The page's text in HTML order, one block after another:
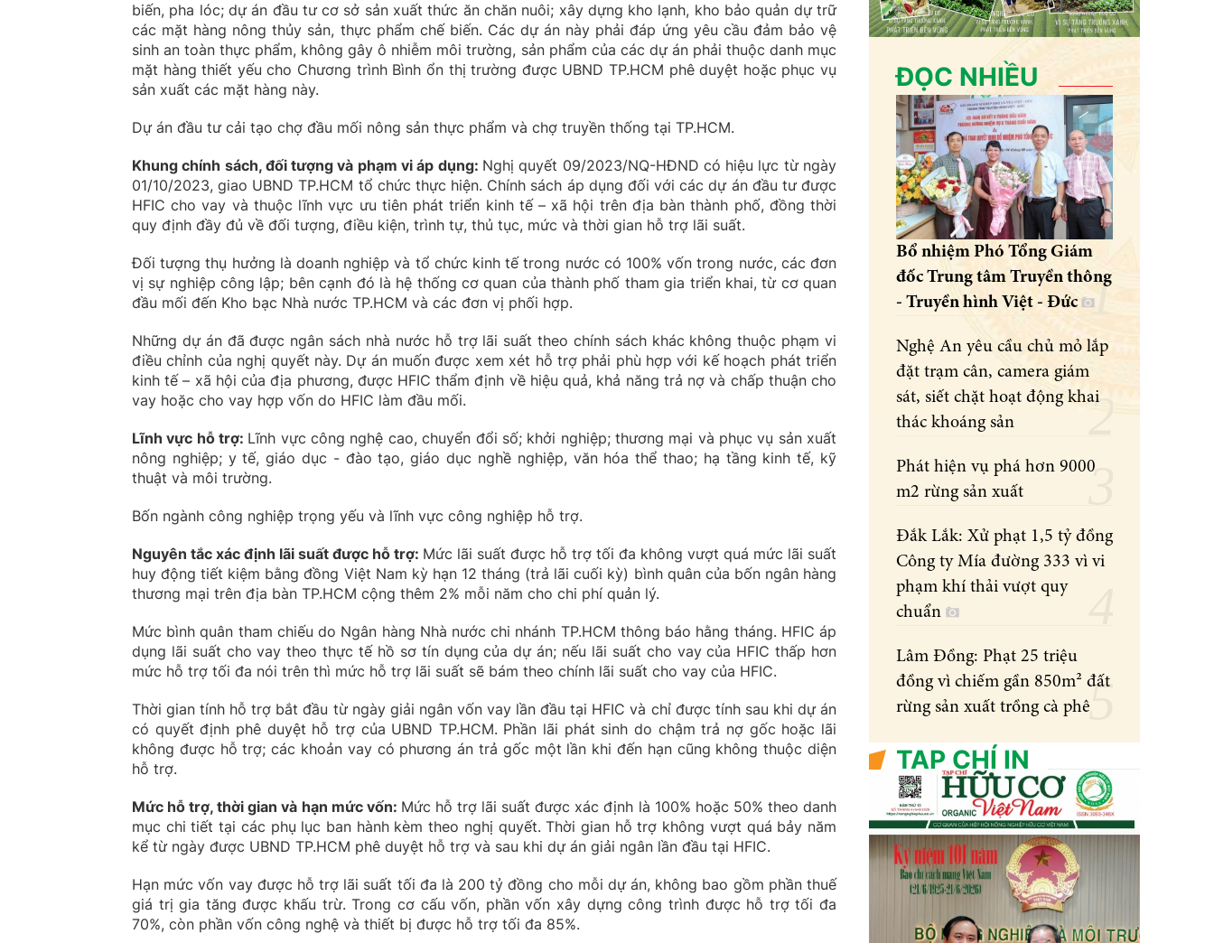
biến, pha lóc; dự án đầu tư cơ sở sản xuất thức ăn chăn nuôi; xây dựng kho lạnh, kho bảo quản dự trữ
các mặt hàng nông thủy sản, thực phẩm chế biến. Các dự án này phải đáp ứng yêu cầu đảm bảo vệ
sinh an toàn thực phẩm, không gây ô nhiễm môi trường, sản phẩm của các dự án phải thuộc danh mục
mặt hàng thiết yếu cho Chương trình Bình ổn thị trường được UBND TP.HCM phê duyệt hoặc phục vụ
sản xuất các mặt hàng này.
Dự án đầu tư cải tạo chợ đầu mối nông sản thực phẩm và chợ truyền thống tại TP.HCM.
Khung chính sách, đối tượng và phạm vi áp dụng: Nghị quyết 09/2023/NQ-HĐND có hiệu lực từ ngày
01/10/2023, giao UBND TP.HCM tổ chức thực hiện. Chính sách áp dụng đối với các dự án đầu tư được
HFIC cho vay và thuộc lĩnh vực ưu tiên phát triển kinh tế – xã hội trên địa bàn thành phố, đồng thời
quy định đầy đủ về đối tượng, điều kiện, trình tự, thủ tục, mức và thời gian hỗ trợ lãi suất.
Đối tượng thụ hưởng là doanh nghiệp và tổ chức kinh tế trong nước có 100% vốn trong nước, các đơn
vị sự nghiệp công lập; bên cạnh đó là hệ thống cơ quan của thành phố tham gia triển khai, từ cơ quan
đầu mối đến Kho bạc Nhà nước TP.HCM và các đơn vị phối hợp.
Những dự án đã được ngân sách nhà nước hỗ trợ lãi suất theo chính sách khác không thuộc phạm vi
điều chỉnh của nghị quyết này. Dự án muốn được xem xét hỗ trợ phải phù hợp với kế hoạch phát triển
kinh tế – xã hội của địa phương, được HFIC thẩm định về hiệu quả, khả năng trả nợ và chấp thuận cho
vay hoặc cho vay hợp vốn do HFIC làm đầu mối.
Lĩnh vực hỗ trợ: Lĩnh vực công nghệ cao, chuyển đổi số; khởi nghiệp; thương mại và phục vụ sản xuất
nông nghiệp; y tế, giáo dục - đào tạo, giáo dục nghề nghiệp, văn hóa thể thao; hạ tầng kinh tế, kỹ
thuật và môi trường.
Bốn ngành công nghiệp trọng yếu và lĩnh vực công nghiệp hỗ trợ.
Nguyên tắc xác định lãi suất được hỗ trợ: Mức lãi suất được hỗ trợ tối đa không vượt quá mức lãi suất
huy động tiết kiệm bằng đồng Việt Nam kỳ hạn 12 tháng (trả lãi cuối kỳ) bình quân của bốn ngân hàng
thương mại trên địa bàn TP.HCM cộng thêm 2% mỗi năm cho chi phí quản lý.
Mức bình quân tham chiếu do Ngân hàng Nhà nước chi nhánh TP.HCM thông báo hằng tháng. HFIC áp
dụng lãi suất cho vay theo thực tế hồ sơ tín dụng của dự án; nếu lãi suất cho vay của HFIC thấp hơn
mức hỗ trợ tối đa nói trên thì mức hỗ trợ lãi suất sẽ bám theo chính lãi suất cho vay của HFIC.
Thời gian tính hỗ trợ bắt đầu từ ngày giải ngân vốn vay lần đầu tại HFIC và chỉ được tính sau khi dự án
có quyết định phê duyệt hỗ trợ của UBND TP.HCM. Phần lãi phát sinh do chậm trả nợ gốc hoặc lãi
không được hỗ trợ; các khoản vay có phương án trả gốc một lần khi đến hạn cũng không thuộc diện
hỗ trợ.
Mức hỗ trợ, thời gian và hạn mức vốn: Mức hỗ trợ lãi suất được xác định là 100% hoặc 50% theo danh
mục chi tiết tại các phụ lục ban hành kèm theo nghị quyết. Thời gian hỗ trợ không vượt quá bảy năm
kể từ ngày được UBND TP.HCM phê duyệt hỗ trợ và sau khi dự án giải ngân lần đầu tại HFIC.
Hạn mức vốn vay được hỗ trợ lãi suất tối đa là 200 tỷ đồng cho mỗi dự án, không bao gồm phần thuế
giá trị gia tăng được khấu trừ. Trong cơ cấu vốn, phần vốn xây dựng công trình được hỗ trợ tối đa
70%, còn phần vốn công nghệ và thiết bị được hỗ trợ tối đa 85%.
ĐỌC NHIỀU
Bổ nhiệm Phó Tổng Giám
đốc Trung tâm Truyền thông
- Truyền hình Việt - Đức
Nghệ An yêu cầu chủ mỏ lắp
đặt trạm cân, camera giám
sát, siết chặt hoạt động khai
thác khoáng sản
Phát hiện vụ phá hơn 9000
m2 rừng sản xuất
Đắk Lắk: Xử phạt 1,5 tỷ đồng
Công ty Mía đường 333 vì vi
phạm khí thải vượt quy
chuẩn
Lâm Đồng: Phạt 25 triệu
đồng vì chiếm gần 850m² đất
rừng sản xuất trồng cà phê
TẠP CHÍ IN